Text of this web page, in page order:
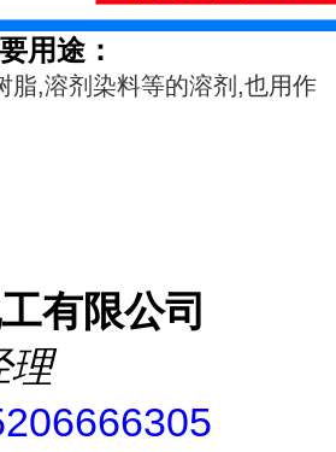
用途：
脂,溶剂染料等的溶剂,也用作
有限公司
理